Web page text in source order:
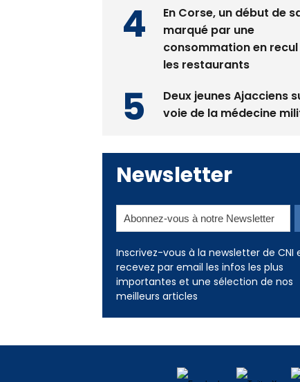
En Corse, un début de
marqué par une
consommation en
les restaurants
Deux jeunes Ajacciens
voie de la médecine
Newsletter
Inscrivez-vous à la newsletter de CNI
recevez par email les infos les plus
importantes et une sélection de nos
meilleurs articles